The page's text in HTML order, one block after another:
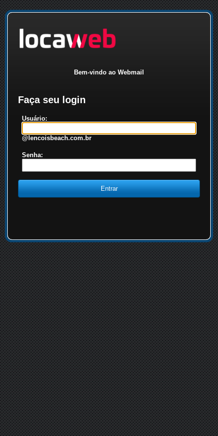
Bem-vindo ao Webmail
Faça seu login
Usuário:
@lencoisbeach.com.br
Senha: